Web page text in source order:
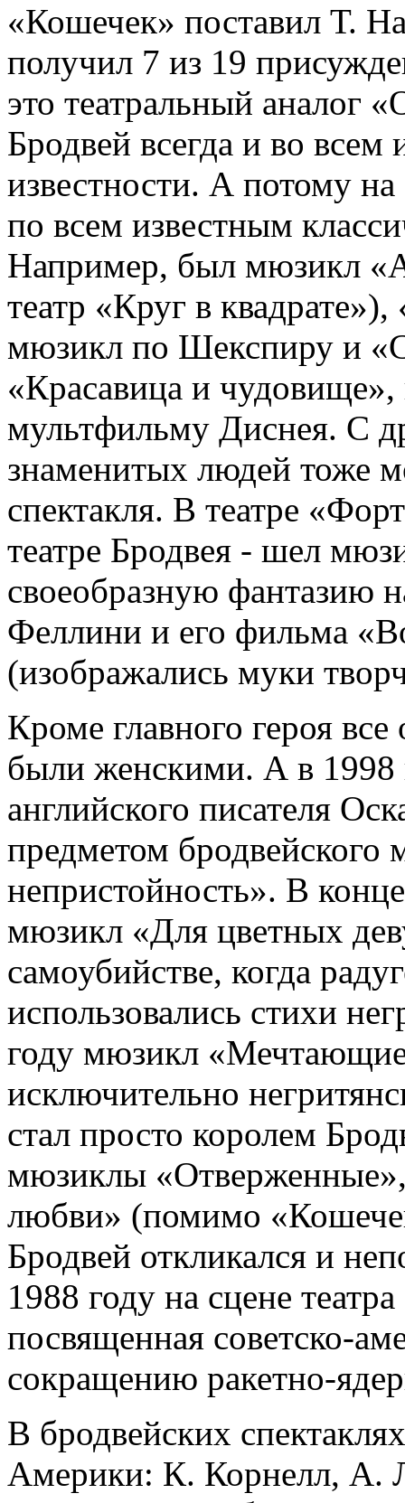
«Кошечек» поставил Т.
получил 7 из 19
это театральный аналог
Бродвей всегда и во всем
известности. А потому
по всем известным
Например, был мюзикл
театр «Круг в
мюзикл по Шекспиру и
«Красавица и
мультфильму Диснея. С
знаменитых людей тоже
спектакля. В театре
театре Бродвея - шел
своеобразную фантазию
Феллини и его фильма
(изображались муки
Кроме главного героя
были женскими. А в 1998
английского писателя
предметом бродвейского
непристойность». В
мюзикл «Для цветных
самоубийстве, когда
использовались стихи
году мюзикл
исключительно
стал просто королем
мюзиклы
любви» (помимо
Бродвей откликался и
1988 году на сцене
посвященная советско-
сокращению ракетно-
В бродвейских
Америки: К. Корнелл, А.